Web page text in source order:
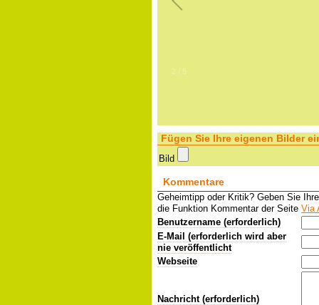
2 / 5
Fügen Sie Ihre eigenen Bilder
Bild
Kommentare
Geheimtipp oder Kritik? Geben Sie
die Funktion Kommentar der Seite Via
Benutzername (erforderlich)
E-Mail (erforderlich wird aber
nie veröffentlicht
Webseite
Nachricht (erforderlich)